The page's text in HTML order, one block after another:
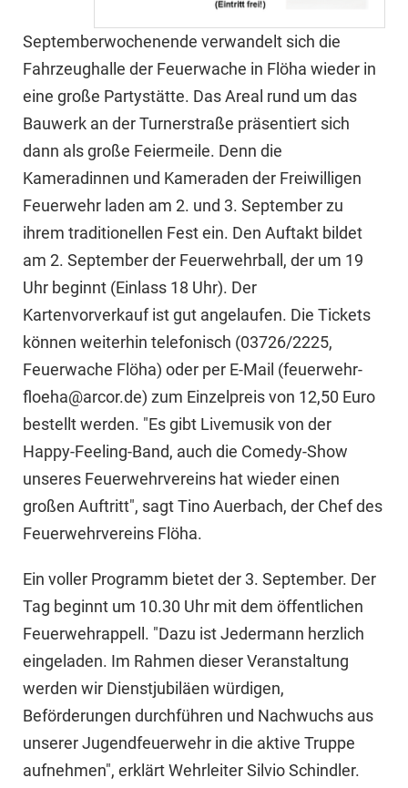
Septemberwochenende verwandelt sich die
Fahrzeughalle der Feuerwache in Flöha wieder in
eine große Partystätte. Das Areal rund um das
Bauwerk an der Turnerstraße präsentiert sich
dann als große Feiermeile. Denn die
Kameradinnen und Kameraden der Freiwilligen
Feuerwehr laden am 2. und 3. September zu
ihrem traditionellen Fest ein. Den Auftakt bildet
am 2. September der Feuerwehrball, der um 19
Uhr beginnt (Einlass 18 Uhr). Der
Kartenvorverkauf ist gut angelaufen. Die Tickets
können weiterhin telefonisch (03726/2225,
Feuerwache Flöha) oder per E-Mail (feuerwehr-
floeha@arcor.de) zum Einzelpreis von 12,50 Euro
bestellt werden. "Es gibt Livemusik von der
Happy-Feeling-Band, auch die Comedy-Show
unseres Feuerwehrvereins hat wieder einen
großen Auftritt", sagt Tino Auerbach, der Chef des
Feuerwehrvereins Flöha.
Ein voller Programm bietet der 3. September. Der
Tag beginnt um 10.30 Uhr mit dem öffentlichen
Feuerwehrappell. "Dazu ist Jedermann herzlich
eingeladen. Im Rahmen dieser Veranstaltung
werden wir Dienstjubiläen würdigen,
Beförderungen durchführen und Nachwuchs aus
unserer Jugendfeuerwehr in die aktive Truppe
aufnehmen", erklärt Wehrleiter Silvio Schindler.